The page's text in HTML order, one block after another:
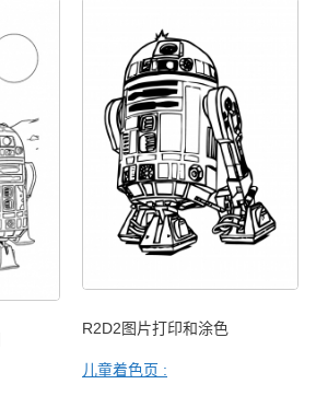
R2D2图片打印和涂色
儿童着色页 :